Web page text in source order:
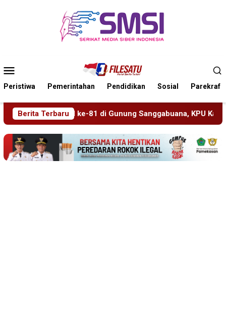
Mobile
Peristiwa Pemerintahan Pendidikan Sosial Parekraf
Berita Terbaru
Sanggabuana, KPU Karawang Jaga Stamina Menuju